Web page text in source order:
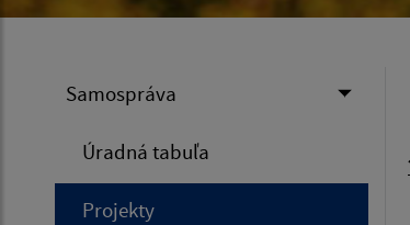
Samospráva
Úradná tabuľa
Projekty